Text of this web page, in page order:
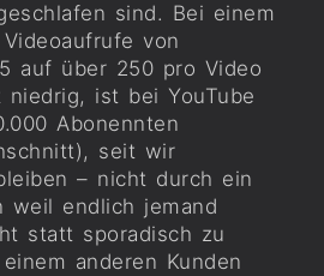
sind. Bei einem
von
auf über 250 pro Video
ist bei YouTube
Abonennten
seit wir
– nicht durch ein
weil endlich jemand
statt sporadisch zu
anderen Kunden